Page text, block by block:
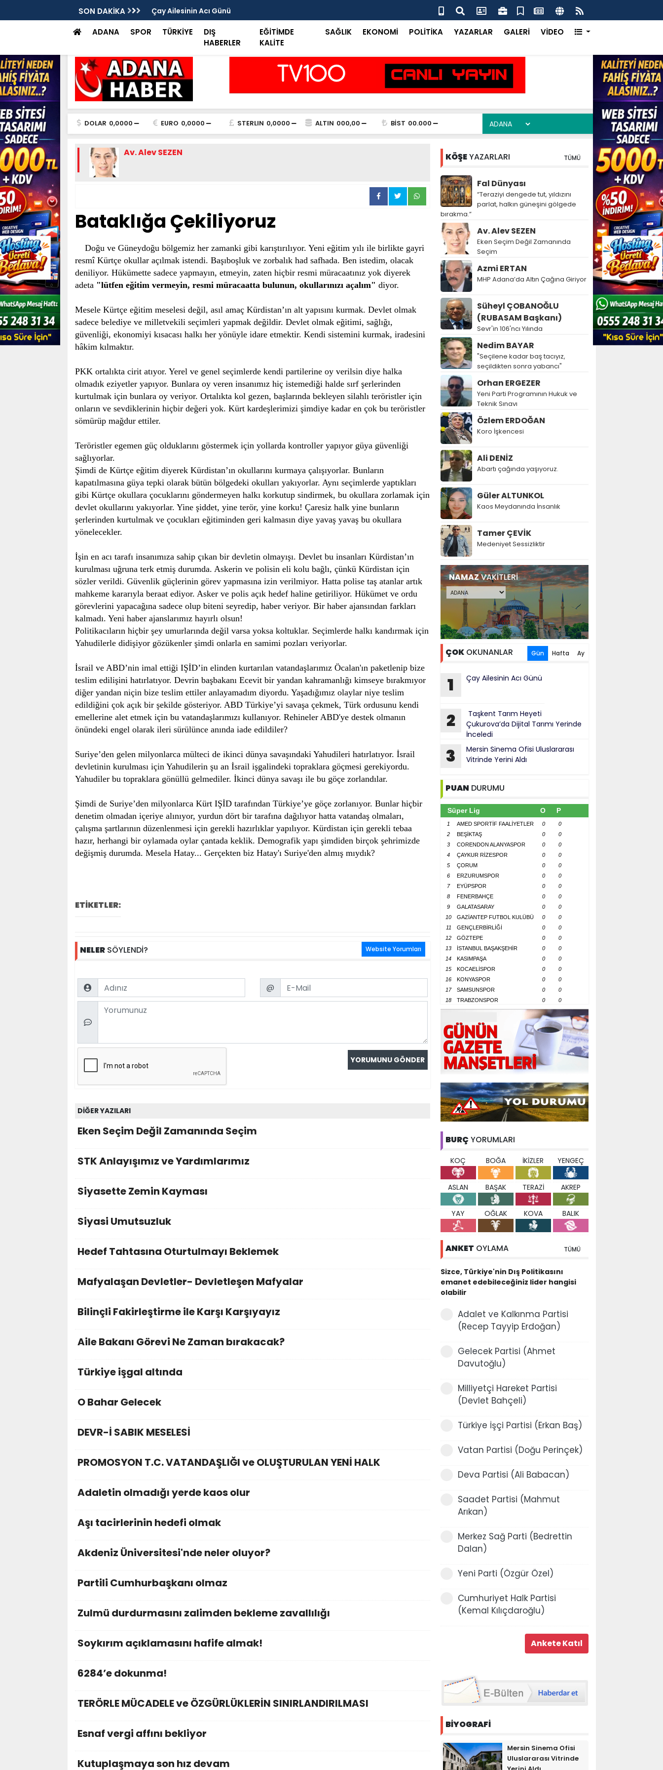
SON DAKİKA
Vitrinde Yerini Aldı Çay Ailesinin Acı Günü Taşkent Tarım Heyeti Çukurova’da Dijital Tarımı Yerinde İnceledi
ADANA SPOR TÜRKİYE
DIŞ
HABERLER
EĞİTİMDE
KALİTE
SAĞLIK EKONOMİ POLİTİKA YAZARLAR GALERİ VİDEO
DOLAR 0,0000 EURO 0,0000 STERLIN 0,0000 ALTIN 000,00 BİST 00.000
Av. Alev SEZEN
Bataklığa Çekiliyoruz
Doğu ve Güneydoğu bölgemiz her zamanki gibi karıştırılıyor. Yeni eğitim yılı ile birlikte gayri
resmî Kürtçe okullar açılmak istendi. Başıboşluk ve zorbalık had safhada. Ben istedim, olacak
deniliyor. Hükümette sadece yapmayın, etmeyin, zaten hiçbir resmi müracaatınız yok diyerek
adeta "lütfen eğitim vermeyin, resmi müracaatta bulunun, okullarınızı açalım" diyor.
Mesele Kürtçe eğitim meselesi değil, asıl amaç Kürdistan’ın alt yapısını kurmak. Devlet olmak
sadece belediye ve milletvekili seçimleri yapmak değildir. Devlet olmak eğitimi, sağlığı,
güvenliği, ekonomiyi kısacası halkı her yönüyle idare etmektir. Kendi sistemini kurmak, iradesini
hâkim kılmaktır.
PKK ortalıkta cirit atıyor. Yerel ve genel seçimlerde kendi partilerine oy verilsin diye halka
olmadık eziyetler yapıyor. Bunlara oy veren insanımız hiç istemediği halde sırf şerlerinden
kurtulmak için bunlara oy veriyor. Ortalıkta kol gezen, başlarında bekleyen silahlı teröristler için
onların ve sevdiklerinin hiçbir değeri yok. Kürt kardeşlerimizi şimdiye kadar en çok bu teröristler
sömürüp mağdur ettiler.
Teröristler egemen güç olduklarını göstermek için yollarda kontroller yapıyor güya güvenliği
sağlıyorlar.
Şimdi de Kürtçe eğitim diyerek Kürdistan’ın okullarını kurmaya çalışıyorlar. Bunların
kapatılmasına güya tepki olarak bütün bölgedeki okulları yakıyorlar. Aynı seçimlerde yaptıkları
gibi Kürtçe okullara çocuklarını göndermeyen halkı korkutup sindirmek, bu okullara zorlamak için
devlet okullarını yakıyorlar. Yine şiddet, yine terör, yine korku! Çaresiz halk yine bunların
şerlerinden kurtulmak ve çocukları eğitiminden geri kalmasın diye yavaş yavaş bu okullara
yönelecekler.
İşin en acı tarafı insanımıza sahip çıkan bir devletin olmayışı. Devlet bu insanları Kürdistan’ın
kurulması uğruna terk etmiş durumda. Askerin ve polisin eli kolu bağlı, çünkü Kürdistan için
sözler verildi. Güvenlik güçlerinin görev yapmasına izin verilmiyor. Hatta polise taş atanlar artık
mahkeme kararıyla beraat ediyor. Asker ve polis açık hedef haline getiriliyor. Hükümet ve ordu
görevlerini yapacağına sadece olup biteni seyredip, haber veriyor. Bir haber ajansından farkları
kalmadı. Yeni haber ajanslarımız hayırlı olsun!
Politikacıların hiçbir şey umurlarında değil varsa yoksa koltuklar. Seçimlerde halkı kandırmak için
Yahudilerle didişiyor gözükenler şimdi onlarla en samimi pozları veriyorlar.
İsrail ve ABD’nin imal ettiği IŞİD’in elinden kurtarılan vatandaşlarımız Öcalan'ın paketlenip bize
teslim edilişini hatırlatıyor. Devrin başbakanı Ecevit bir yandan kahramanlığı kimseye bırakmıyor
diğer yandan niçin bize teslim ettiler anlayamadım diyordu. Yaşadığımız olaylar niye teslim
edildiğini çok açık bir şekilde gösteriyor. ABD Türkiye’yi savaşa çekmek, Türk ordusunu kendi
emellerine alet etmek için bu vatandaşlarımızı kullanıyor. Rehineler ABD'ye destek olmanın
önündeki engel olarak ileri sürülünce anında iade edildiler?
Suriye’den gelen milyonlarca mülteci de ikinci dünya savaşındaki Yahudileri hatırlatıyor. İsrail
devletinin kurulması için Yahudilerin şu an İsrail işgalindeki topraklara göçmesi gerekiyordu.
Yahudiler bu topraklara gönüllü gelmediler. İkinci dünya savaşı ile bu göçe zorlandılar.
Şimdi de Suriye’den milyonlarca Kürt IŞİD tarafından Türkiye’ye göçe zorlanıyor. Bunlar hiçbir
denetim olmadan içeriye alınıyor, yurdun dört bir tarafına dağılıyor hatta vatandaş olmaları,
çalışma şartlarının düzenlenmesi için gerekli hazırlıklar yapılıyor. Kürdistan için gerekli tebaa
hazır, herhangi bir oylamada oylar çantada keklik. Demografik yapı şimdiden birçok şehrimizde
değişmiş durumda. Mesela Hatay... Gerçekten biz Hatay'ı Suriye'den almış mıydık?
ETİKETLER:
NELERSÖYLENDİ? Website Yorumları
Name Email
@
Comment
DİĞER YAZILARI
Eken Seçim Değil Zamanında Seçim
STK Anlayışımız ve Yardımlarımız
Siyasette Zemin Kayması
Siyasi Umutsuzluk
Hedef Tahtasına Oturtulmayı Beklemek
Mafyalaşan Devletler- Devletleşen Mafyalar
Bilinçli Fakirleştirme ile Karşı Karşıyayız
Aile Bakanı Görevi Ne Zaman bırakacak?
Türkiye işgal altında
O Bahar Gelecek
DEVR-İ SABIK MESELESİ
PROMOSYON T.C. VATANDAŞLIĞI ve OLUŞTURULAN YENİ HALK
Adaletin olmadığı yerde kaos olur
Aşı tacirlerinin hedefi olmak
Akdeniz Üniversitesi'nde neler oluyor?
Partili Cumhurbaşkanı olmaz
Zulmü durdurmasını zalimden bekleme zavallılığı
Soykırım açıklamasını hafife almak!
6284’e dokunma!
TERÖRLE MÜCADELE ve ÖZGÜRLÜKLERİN SINIRLANDIRILMASI
Esnaf vergi affını bekliyor
Kutuplaşmaya son hız devam
KÖŞEYAZARLARI TÜMÜ
Fal Dünyası
“Teraziyi dengede tut, yıldızını
parlat, halkın güneşini gölgede
bırakma.”
Av. Alev SEZEN
Eken Seçim Değil Zamanında
Seçim
Azmi ERTAN
MHP Adana’da Altın Çağına Giriyor
Süheyl ÇOBANOĞLU
(RUBASAM Başkanı)
Sevr'in 106'ncı Yılında
Nedim BAYAR
"Seçilene kadar baş tacıyız,
seçildikten sonra yabancı"
Orhan ERGEZER
Yeni Parti Programının Hukuk ve
Teknik Sınavı
Özlem ERDOĞAN
Koro İşkencesi
Ali DENİZ
Abartı çağında yaşıyoruz.
Güler ALTUNKOL
Kaos Meydanında İnsanlık
Tamer ÇEVİK
Medeniyet Sessizliktir
NAMAZVAKİTLERİ
ÇOKOKUNANLAR Gün Hafta Ay
1 Çay Ailesinin Acı Günü
2
Taşkent Tarım Heyeti
Çukurova’da Dijital Tarımı Yerinde
İnceledi
3
Mersin Sinema Ofisi Uluslararası
Vitrinde Yerini Aldı
PUAN DURUMU
Süper Lig O P
1 AMED SPORTİF FAALİYETLER 0
0
2
BEŞİKTAŞ 0
0
3
CORENDON ALANYASPOR 0
0
4
ÇAYKUR RİZESPOR 0
0
5
ÇORUM 0
0
6
ERZURUMSPOR 0
0
7
EYÜPSPOR 0
0
8
FENERBAHÇE 0
0
9
GALATASARAY 0
0
10
GAZİANTEP FUTBOL KULÜBÜ 0
0
11
GENÇLERBİRLİĞİ 0
0
12
GÖZTEPE 0
0
13
İSTANBUL BAŞAKŞEHİR 0
0
14
KASIMPAŞA 0
0
15
KOCAELİSPOR 0
0
16
KONYASPOR 0
0
17
SAMSUNSPOR 0
0
18
TRABZONSPOR 0 0
BURÇ YORUMLARI
KOÇ BOĞA İKİZLER YENGEÇ
ASLAN BAŞAK TERAZİ AKREP
YAY OĞLAK KOVA BALIK
ANKET OYLAMA TÜMÜ
Sizce, Türkiye'nin Dış Politikasını
emanet edebileceğiniz lider hangisi
olabilir
Adalet ve Kalkınma Partisi
(Recep Tayyip Erdoğan)
Gelecek Partisi (Ahmet
Davutoğlu)
Milliyetçi Hareket Partisi
(Devlet Bahçeli)
Türkiye İşçi Partisi (Erkan Baş)
Vatan Partisi (Doğu Perinçek)
Deva Partisi (Ali Babacan)
Saadet Partisi (Mahmut
Arıkan)
Merkez Sağ Parti (Bedrettin
Dalan)
Yeni Parti (Özgür Özel)
Cumhuriyet Halk Partisi
(Kemal Kılıçdaroğlu)
BİYOGRAFİ
Mersin Sinema Ofisi
Uluslararası Vitrinde